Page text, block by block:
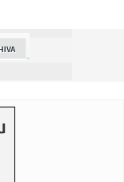
ubistva u Pančevu
najviše doprineli ...